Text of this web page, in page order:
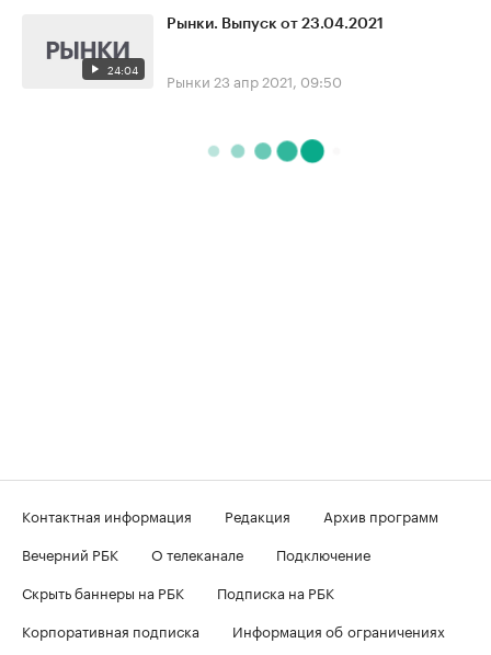
24:04
Рынки. Выпуск от 23.04.2021
Рынки 23 апр 2021, 09:50
Контактная информация Редакция
Архив программ
Вечерний РБК
О телеканале
Подключение
Скрыть баннеры на РБК
Подписка на РБК
Корпоративная подписка
Информация об ограничениях